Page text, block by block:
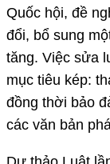
Quốc hội, đề
đổi, bổ sung
tăng. Việc sửa
mục tiêu kép:
đồng thời bảo
các văn bản